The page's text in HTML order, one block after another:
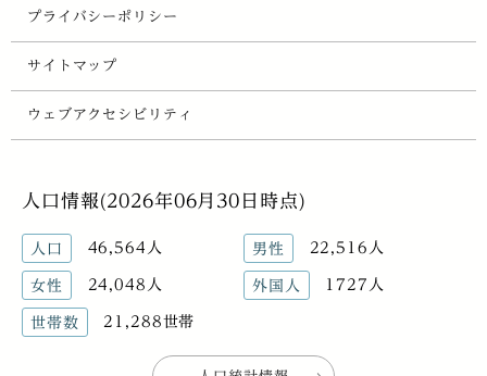
プライバシーポリシー
サイトマップ
ウェブアクセシビリティ
人口情報(2026年06月30日時点)
人口 46,564人 男性 22,516人
女性 24,048人 外国人 1727人
世帯数 21,288世帯